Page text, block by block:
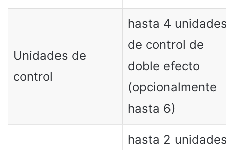
Unidades de
control
hasta 4
de control de
doble efecto
(opcionalmente
hasta 6)
hasta 2